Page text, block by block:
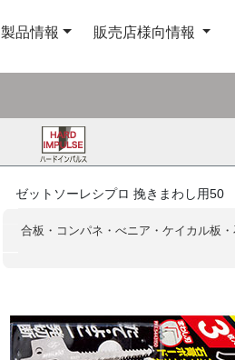
製品情報 販売店様向情報
ゼットソーレシプロ 挽きまわし用50
合板・コンパネ・べニア・ケイカル板